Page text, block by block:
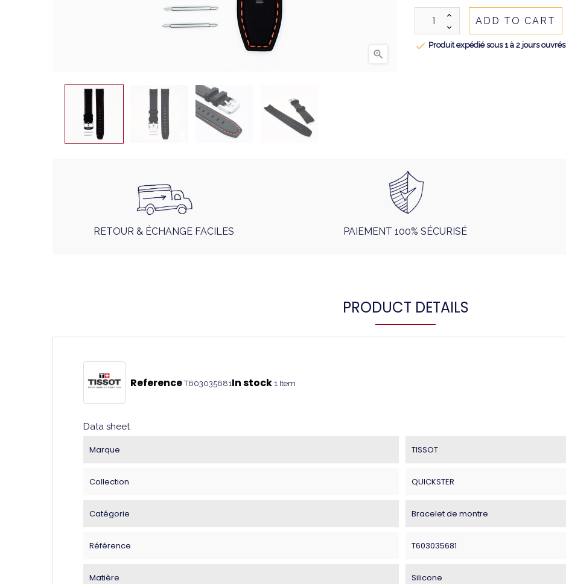

ADD TO CART
 Produit expédié sous 1 à 2 jours ouvrés
RETOUR & ÉCHANGE FACILES PAIEMENT 100% SÉCURISÉ
PRODUCT DETAILS
Reference T603035681 In stock 1 Item
Data sheet
Marque TISSOT
Collection QUICKSTER
Catégorie Bracelet de montre
Référence T603035681
Matière Silicone